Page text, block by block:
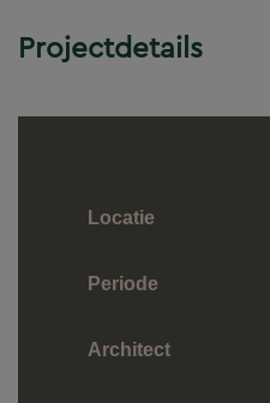
Projectdetails
Locatie
Periode
Architect